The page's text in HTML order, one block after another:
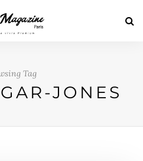
Tag
JONES